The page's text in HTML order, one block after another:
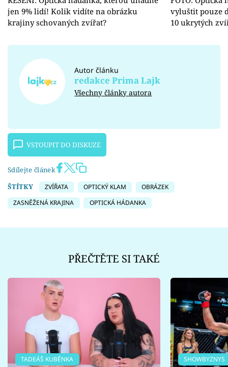
jen 9% lidí! Kolik vidíte na obrázku
krajiny schovaných zvířat?
vyluštit pouze
10 ukrytých
Autor článku
redakce Prima Lajk
Všechny články autora
VSTOUPIT DO DISKUZE
Sdílejte článek
ŠTÍTKY
ZVÍŘATA OPTICKÝ KLAM
OBRÁZEK
ZASNĚŽENÁ KRAJINA
OPTICKÁ HÁDANKA
PŘEČTĚTE SI TAKÉ
TADEÁŠ KUBĚNKA SHOWBYZNYS